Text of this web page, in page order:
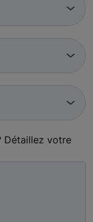
Détaillez votre